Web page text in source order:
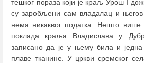
тешког пораза који је краљ Урош I
су заробљени сам владалац и његов
нема никаквог податка. Нешто више
поклада краља Владислава у
записано да је у њему била и
плаве тканине. У цркви сремског